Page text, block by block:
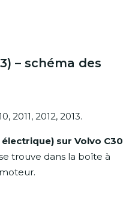
– schéma des
2011, 2012, 2013.
sur Volvo C30
trouve dans la boîte à